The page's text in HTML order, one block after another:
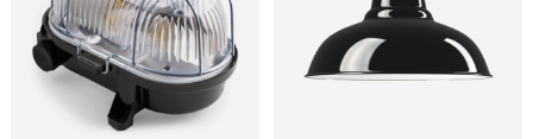
Produktseite
gewählt
werden